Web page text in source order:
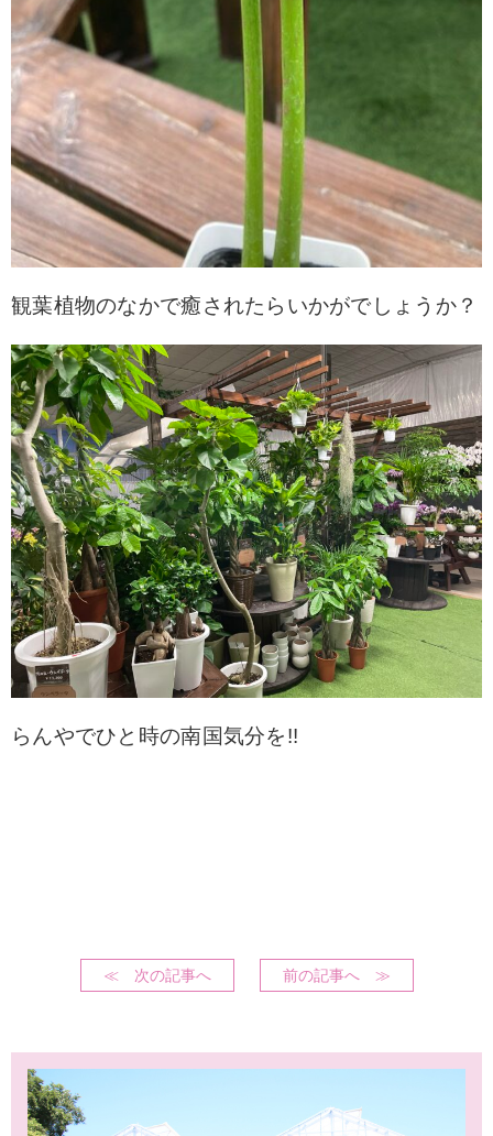
観葉植物のなかで癒されたらいかがでしょうか？
ら んやでひと時の南国気分を!!
≪ 次の記事へ 前の記事へ ≫